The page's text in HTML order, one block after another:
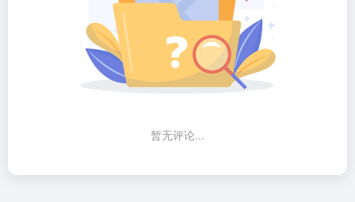
暂无评论...